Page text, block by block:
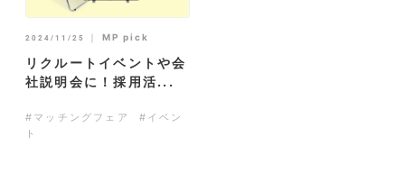
2024/11/25 MP pick
リクルートイベントや会
社説明会に！採用活...
#マッチングフェア
#イベン
ト